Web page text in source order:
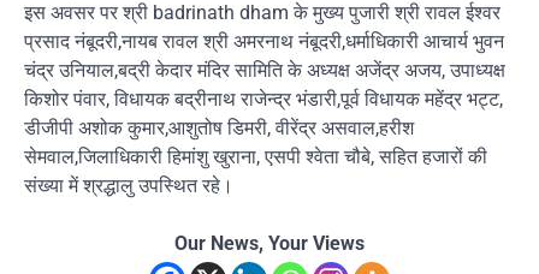
इस अवसर पर श्री badrinath dham के मुख्य पुजारी श्री रावल ईश्वर
प्रसाद नंबूदरी,नायब रावल श्री अमरनाथ नंबूदरी,धर्माधिकारी आचार्य भुवन
चंद्र उनियाल,बद्री केदार मंदिर सामिति के अध्यक्ष अजेंद्र अजय, उपाध्यक्ष
किशोर पंवार, विधायक बद्रीनाथ राजेन्द्र भंडारी,पूर्व विधायक महेंद्र भट्ट,
डीजीपी अशोक कुमार,आशुतोष डिमरी, वीरेंद्र असवाल,हरीश
सेमवाल,जिलाधिकारी हिमांशु खुराना, एसपी श्वेता चौबे, सहित हजारों की
संख्या में श्रद्धालु उपस्थित रहे।
Our News, Your Views